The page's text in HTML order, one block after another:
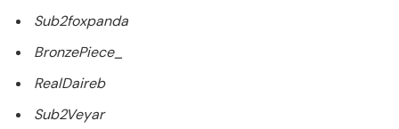
Sub2foxpanda
BronzePiece_
RealDaireb
Sub2Veyar